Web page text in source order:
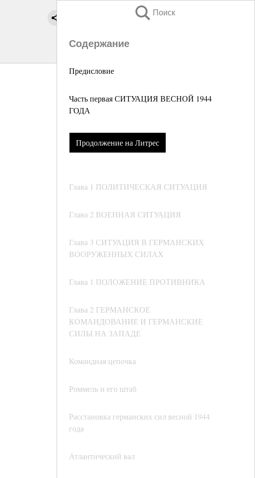
Поиск
Содержание
Предисловие
Часть первая СИТУАЦИЯ ВЕСНОЙ 1944
ГОДА
Продолжение на Литрес
Глава 1 ПОЛИТИЧЕСКАЯ СИТУАЦИЯ
Глава 2 ВОЕННАЯ СИТУАЦИЯ
Глава 3 СИТУАЦИЯ В ГЕРМАНСКИХ
ВООРУЖЕННЫХ СИЛАХ
Глава 1 ПОЛОЖЕНИЕ ПРОТИВНИКА
Глава 2 ГЕРМАНСКОЕ
КОМАНДОВАНИЕ И ГЕРМАНСКИЕ
СИЛЫ НА ЗАПАДЕ
Командная цепочка
Роммель и его штаб
Расстановка германских сил весной 1944
года
Атлантический вал